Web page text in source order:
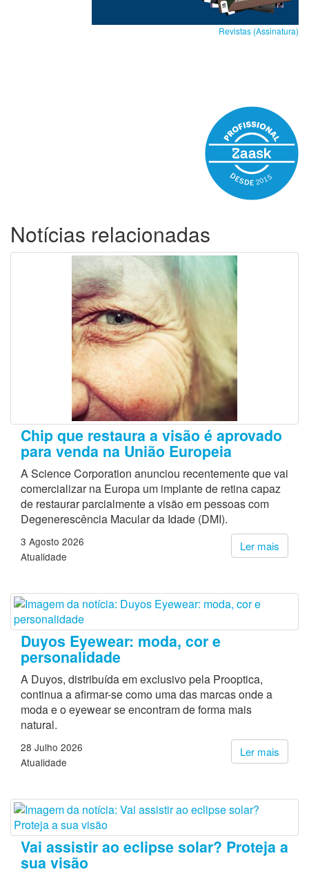
Revistas (Assinatura)
Notícias relacionadas
Chip que restaura a visão é aprovado
para venda na União Europeia
A Science Corporation anunciou recentemente que vai
comercializar na Europa um implante de retina capaz
de restaurar parcialmente a visão em pessoas com
Degenerescência Macular da Idade (DMI).
Ler mais
3 Agosto 2026
Atualidade
Duyos Eyewear: moda, cor e
personalidade
A Duyos, distribuída em exclusivo pela Prooptica,
continua a afirmar-se como uma das marcas onde a
moda e o eyewear se encontram de forma mais
natural.
Ler mais
28 Julho 2026
Atualidade
Vai assistir ao eclipse solar? Proteja a
sua visão